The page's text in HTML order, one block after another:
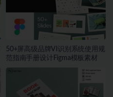
50+屏高级品牌VI识别系统使用规
范指南手册设计Figma模板素材